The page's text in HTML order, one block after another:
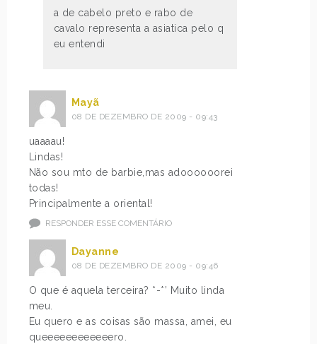
a de cabelo preto e rabo de
cavalo representa a asiatica pelo q
eu entendi
Mayã
08 DE DEZEMBRO DE 2009 - 09:43
uaaaau!
Lindas!
Não sou mto de barbie,mas adoooooorei
todas!
Principalmente a oriental!
RESPONDER ESSE COMENTÁRIO
Dayanne
08 DE DEZEMBRO DE 2009 - 09:46
O que é aquela terceira? *-*’ Muito linda
meu.
Eu quero e as coisas são massa, amei, eu
queeeeeeeeeeeero.